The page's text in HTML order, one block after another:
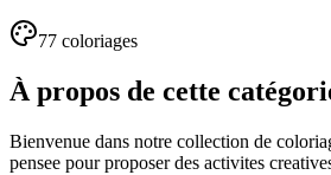
77 coloriages
À propos de cette
Bienvenue dans notre collection de
pensee pour proposer des activites